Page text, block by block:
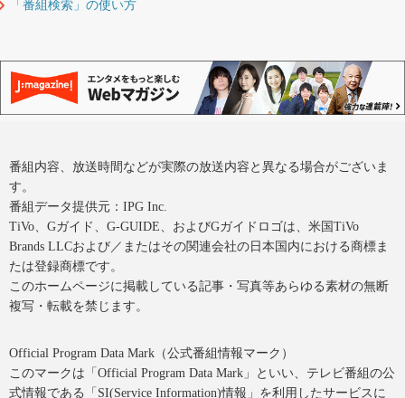
「番組検索」の使い方
番組内容、放送時間などが実際の放送内容と異なる場合がございま
す。
番組データ提供元：IPG Inc.
TiVo、Gガイド、G-GUIDE、およびGガイドロゴは、米国TiVo
Brands LLCおよび／またはその関連会社の日本国内における商標ま
たは登録商標です。
このホームページに掲載している記事・写真等あらゆる素材の無断
複写・転載を禁じます。
Official Program Data Mark（公式番組情報マーク）
このマークは「Official Program Data Mark」といい、テレビ番組の公
式情報である「SI(Service Information)情報」を利用したサービスに